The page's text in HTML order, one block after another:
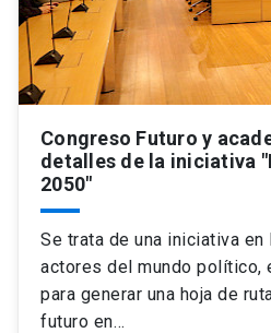
Congreso Futuro y
detalles de la iniciativa
2050"
Se trata de una iniciativa en
actores del mundo político,
para generar una hoja de
futuro en…